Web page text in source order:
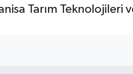
Tarım Teknolojileri